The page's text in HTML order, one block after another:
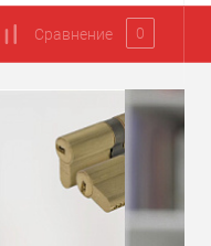
Сравнение 0